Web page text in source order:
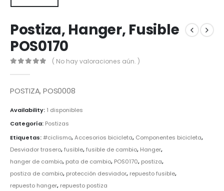
Postiza, Hanger, Fusible
POS0170
( No hay valoraciones aún. )
POSTIZA, POS0008
Availability: 1 disponibles
Categoría: Postizas
Etiquetas:#ciclismo,Accesorios bicicleta, Componentes bicicleta,
Desviador trasero,fusible,fusible de cambio, Hanger,
hanger de cambio, pata de cambio, POS0170, postiza,
postiza de cambio, protección desviador, repuesto fusible,
repuesto hanger, repuesto postiza